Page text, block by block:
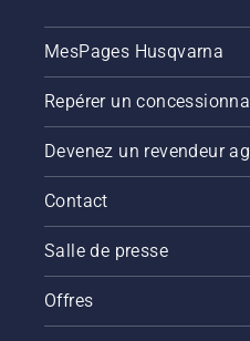
MesPages Husqvarna
Repérer un
Devenez un revendeur
Contact
Salle de presse
Offres